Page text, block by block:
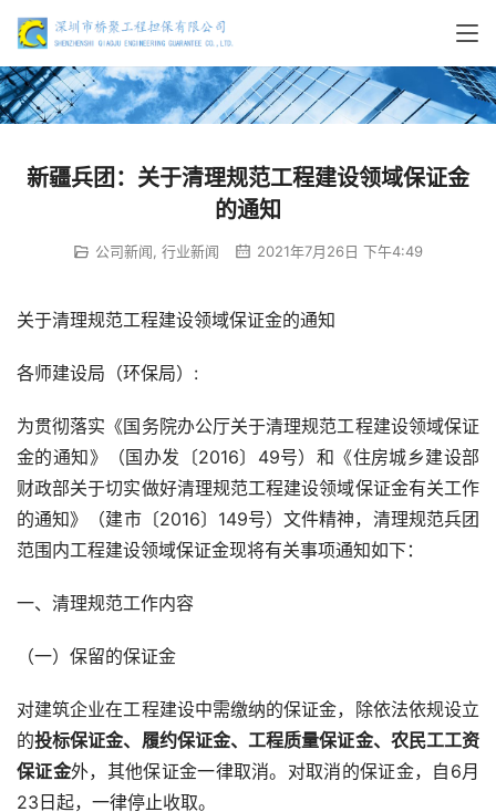
新疆兵团：关于清理规范工程建设领域保证金
的通知
公司新闻 行业新闻 2021年7月26日 下午4:49
关于清理规范工程建设领域保证金的通知
各师建设局（环保局）:
为贯彻落实《国务院办公厅关于清理规范工程建设领域保证
金的通知》（国办发〔2016〕49号）和《住房城乡建设部
财政部关于切实做好清理规范工程建设领域保证金有关工作
的通知》（建市〔2016〕149号）文件精神，清理规范兵团
范围内工程建设领域保证金现将有关事项通知如下：
一、清理规范工作内容
（一）保留的保证金
对建筑企业在工程建设中需缴纳的保证金，除依法依规设立
的投标保证金、履约保证金、工程质量保证金、农民工工资
保证金外，其他保证金一律取消。对取消的保证金，自6月
23日起，一律停止收取。